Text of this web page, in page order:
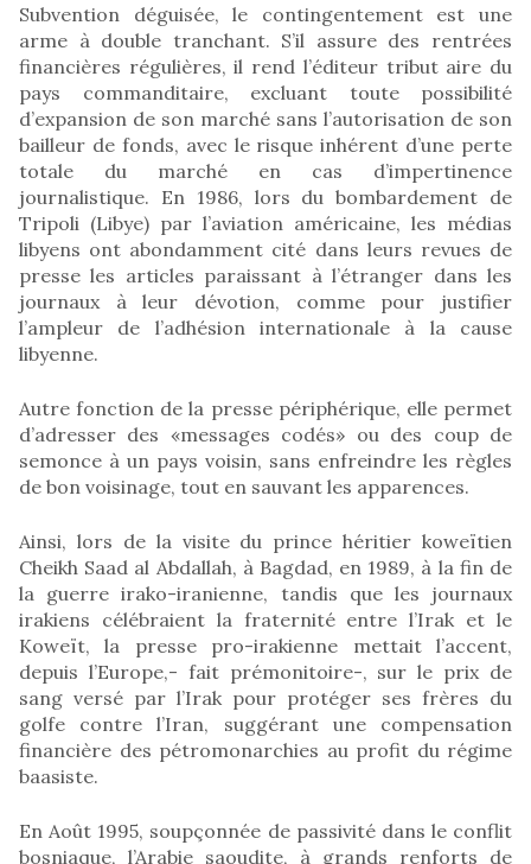
Subvention déguisée, le contingentement est une
arme à double tranchant. S’il assure des rentrées
financières régulières, il rend l’éditeur tribut aire du
pays commanditaire, excluant toute possibilité
d’expansion de son marché sans l’autorisation de son
bailleur de fonds, avec le risque inhérent d’une perte
totale du marché en cas d’impertinence
journalistique. En 1986, lors du bombardement de
Tripoli (Libye) par l’aviation américaine, les médias
libyens ont abondamment cité dans leurs revues de
presse les articles paraissant à l’étranger dans les
journaux à leur dévotion, comme pour justifier
l’ampleur de l’adhésion internationale à la cause
libyenne.
Autre fonction de la presse périphérique, elle permet
d’adresser des «messages codés» ou des coup de
semonce à un pays voisin, sans enfreindre les règles
de bon voisinage, tout en sauvant les apparences.
Ainsi, lors de la visite du prince héritier koweïtien
Cheikh Saad al Abdallah, à Bagdad, en 1989, à la fin de
la guerre irako-iranienne, tandis que les journaux
irakiens célébraient la fraternité entre l’Irak et le
Koweït, la presse pro-irakienne mettait l’accent,
depuis l’Europe,- fait prémonitoire-, sur le prix de
sang versé par l’Irak pour protéger ses frères du
golfe contre l’Iran, suggérant une compensation
financière des pétromonarchies au profit du régime
baasiste.
En Août 1995, soupçonnée de passivité dans le conflit
bosniaque, l’Arabie saoudite, à grands renforts de